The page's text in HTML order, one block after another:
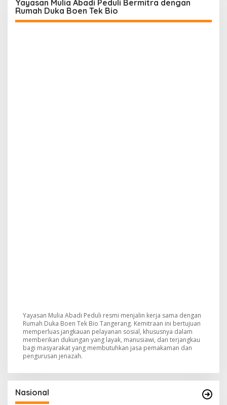
Yayasan Mulia Abadi Peduli Bermitra dengan
Rumah Duka Boen Tek Bio
Yayasan Mulia Abadi Peduli resmi menjalin kerja sama dengan
Rumah Duka Boen Tek Bio Tangerang. Kemitraan ini bertujuan
memperluas jangkauan pelayanan sosial, khususnya dalam
memberikan dukungan yang layak, manusiawi, dan terjangkau
bagi masyarakat yang membutuhkan jasa pemakaman dan
pengurusan jenazah.
Nasional